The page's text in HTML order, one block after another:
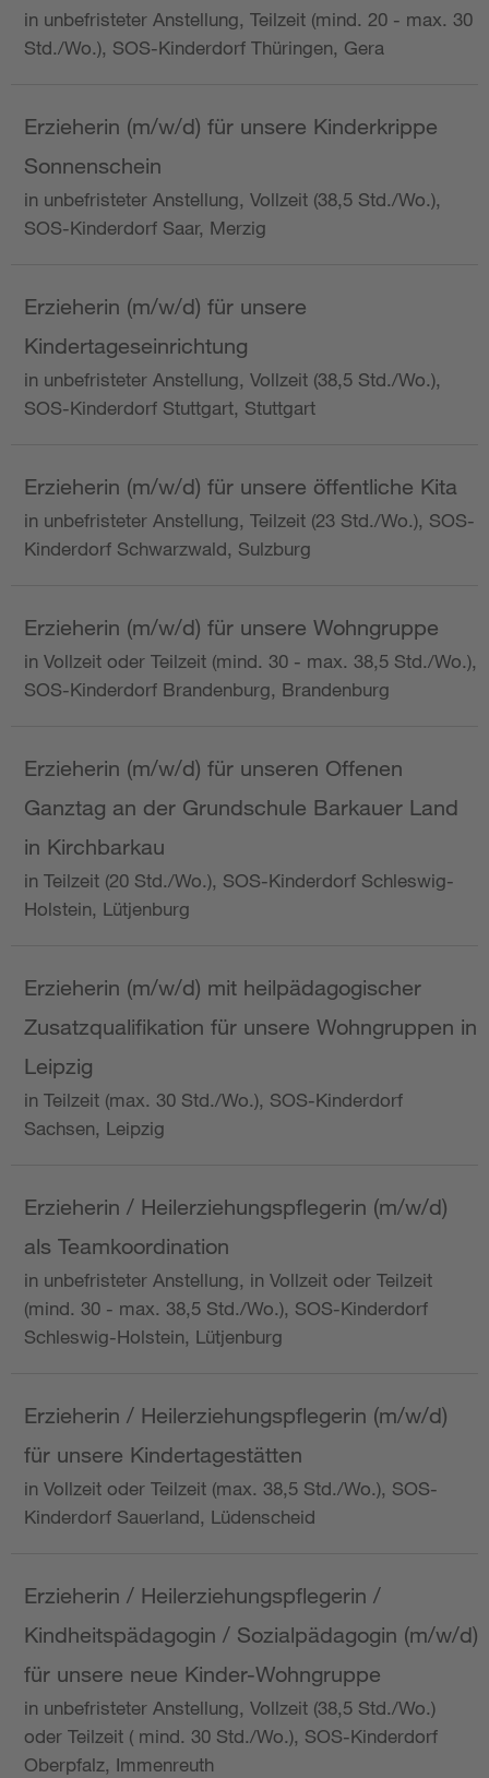
in unbefristeter Anstellung, Teilzeit (mind. 20 - max. 30
Std./Wo.), SOS-Kinderdorf Thüringen, Gera
Erzieherin (m/w/d) für unsere Kinderkrippe
Sonnenschein
in unbefristeter Anstellung, Vollzeit (38,5 Std./Wo.),
SOS-Kinderdorf Saar, Merzig
Erzieherin (m/w/d) für unsere
Kindertageseinrichtung
in unbefristeter Anstellung, Vollzeit (38,5 Std./Wo.),
SOS-Kinderdorf Stuttgart, Stuttgart
Erzieherin (m/w/d) für unsere öffentliche Kita
in unbefristeter Anstellung, Teilzeit (23 Std./Wo.), SOS-
Kinderdorf Schwarzwald, Sulzburg
Erzieherin (m/w/d) für unsere Wohngruppe
in Vollzeit oder Teilzeit (mind. 30 - max. 38,5 Std./Wo.),
SOS-Kinderdorf Brandenburg, Brandenburg
Erzieherin (m/w/d) für unseren Offenen
Ganztag an der Grundschule Barkauer Land
in Kirchbarkau
in Teilzeit (20 Std./Wo.), SOS-Kinderdorf Schleswig-
Holstein, Lütjenburg
Erzieherin (m/w/d) mit heilpädagogischer
Zusatzqualifikation für unsere Wohngruppen in
Leipzig
in Teilzeit (max. 30 Std./Wo.), SOS-Kinderdorf
Sachsen, Leipzig
Erzieherin / Heilerziehungspflegerin (m/w/d)
als Teamkoordination
in unbefristeter Anstellung, in Vollzeit oder Teilzeit
(mind. 30 - max. 38,5 Std./Wo.), SOS-Kinderdorf
Schleswig-Holstein, Lütjenburg
Erzieherin / Heilerziehungspflegerin (m/w/d)
für unsere Kindertagestätten
in Vollzeit oder Teilzeit (max. 38,5 Std./Wo.), SOS-
Kinderdorf Sauerland, Lüdenscheid
Erzieherin / Heilerziehungspflegerin /
Kindheitspädagogin / Sozialpädagogin (m/w/d)
für unsere neue Kinder-Wohngruppe
in unbefristeter Anstellung, Vollzeit (38,5 Std./Wo.)
oder Teilzeit ( mind. 30 Std./Wo.), SOS-Kinderdorf
Oberpfalz, Immenreuth